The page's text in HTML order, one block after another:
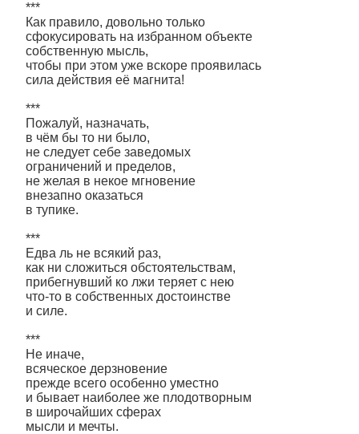
***
Как правило, довольно только
сфокусировать на избранном объекте
собственную мысль,
чтобы при этом уже вскоре проявилась
сила действия её магнита!
***
Пожалуй, назначать,
в чём бы то ни было,
не следует себе заведомых
ограничений и пределов,
не желая в некое мгновение
внезапно оказаться
в тупике.
***
Едва ль не всякий раз,
как ни сложиться обстоятельствам,
прибегнувший ко лжи теряет с нею
что-то в собственных достоинстве
и силе.
***
Не иначе,
всяческое дерзновение
прежде всего особенно уместно
и бывает наиболее же плодотворным
в широчайших сферах
мысли и мечты.